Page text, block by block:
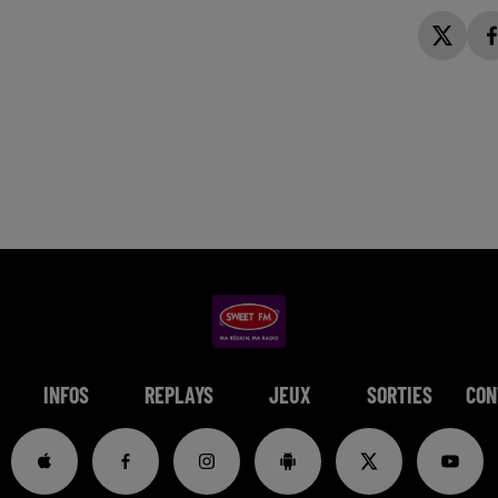
INFOS REPLAYS JEUX SORTIES